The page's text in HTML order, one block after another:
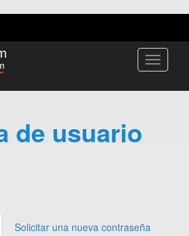
Toggle
de usuario
Solicitar una nueva contraseña